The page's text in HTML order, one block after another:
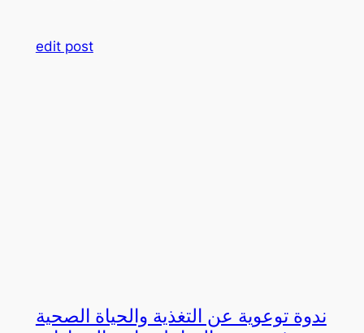
edit post
ندوة توعوية عن التغذية والحياة الصحية